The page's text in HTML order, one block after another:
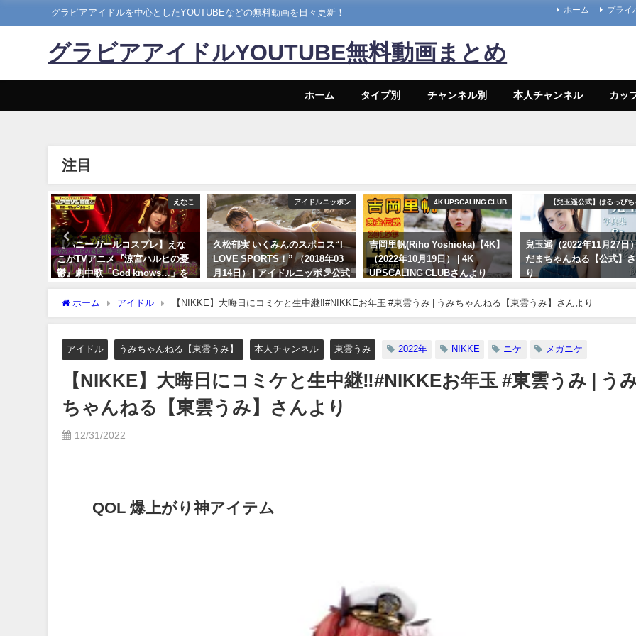
グラビアアイドルを中心としたYOUTUBEなどの無料動画を日々更新！ ホーム プライ
グラビアアイドルYOUTUBE無料動画まとめ
ホーム タイプ別 チャンネル別 本人チャンネル カッ
注目
えなこ
【バニーガールコスプレ】えな
こがTVアニメ『涼宮ハルヒの憂
鬱』劇中歌「God knows…」を
神カバー！！
10/17/2024
アイドルニッポン
久松郁実 いくみんのスポコス“I
LOVE SPORTS！” （2018年03
月14日） | アイドルニッポン公式
YouTubeチャンネルさんより
07/14/2024
4K UPSCALING CLUB
吉岡里帆(Riho Yoshioka)【4K】
（2022年10月19日） | 4K
UPSCALING CLUBさんより
【兒玉遥公式】はるっぴ
兒玉遥（2022年11月27日
だまちゃんねる【公式】
り
ホーム アイドル 【NIKKE】大晦日にコミケと生中継‼️#NIKKEお年玉 #東雲うみ | うみちゃんねる【東雲うみ】さんより
アイドル うみちゃんねる【東雲うみ】 本人チャンネル 東雲うみ 2022年 NIKKE ニケ メガニケ
【NIKKE】大晦日にコミケと生中継‼️#NIKKEお年玉 #東雲うみ | う
ちゃんねる【東雲うみ】さんより
12/31/2022
QOL 爆上がり神アイテム